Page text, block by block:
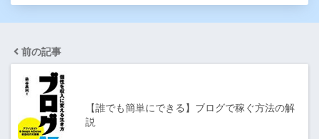
前の記事
【誰でも簡単にできる】ブログで稼ぐ方法の解
説